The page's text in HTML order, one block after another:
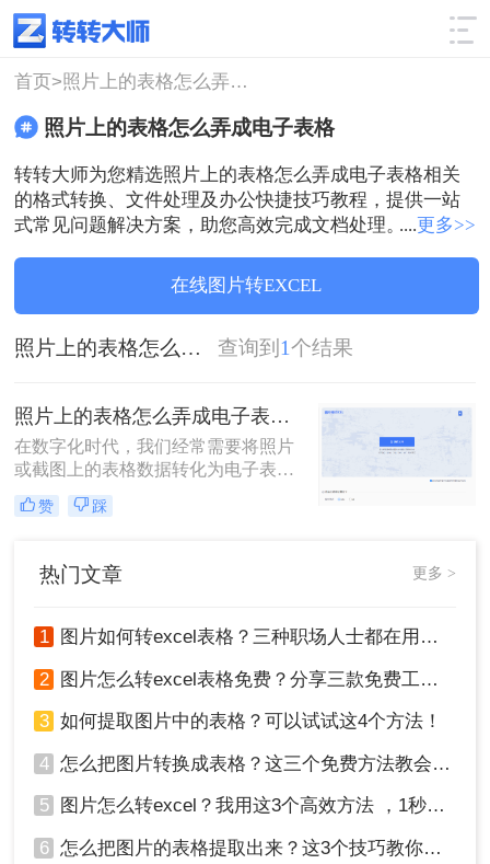
使用技巧 筛选
首页> 照片上的表格怎么弄成电子表格
照片上的表格怎么弄成电子表格
转转大师为您精选照片上的表格怎么弄成电子表格相关
的格式转换、文件处理及办公快捷技巧教程，提供一站
式常见问题解决方案，助您高效完成文档处理。....更多>>
在线图片转EXCEL
照片上的表格怎么弄成电子表格 查询到 1个结果
照片上的表格怎么弄成电子表格？试试这3个方法！
在数字化时代，我们经常需要将照片
或截图上的表格数据转化为电子表
格，以便进行更高效的数据处理和分
析。这一转换过程不仅节省了手动输
片上的表格怎么弄成电子表格呢？本
文将详细介绍几种将照片上的表格转
完成这一任务。
赞 踩
热门文章 更多 >
1 图片如何转excel表格？三种职场人士都在用的方法，一学就会！
2 图片怎么转excel表格免费？分享三款免费工具！
3 如何提取图片中的表格？可以试试这4个方法！
4 怎么把图片转换成表格？这三个免费方法教会你！
5 图片怎么转excel？我用这3个高效方法 ，1秒提取图片表格！
6 怎么把图片的表格提取出来？这3个技巧教你轻松完成提取~！